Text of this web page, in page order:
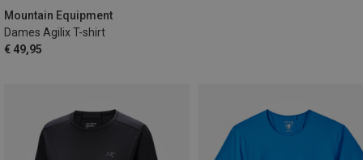
Mountain Equipment
Dames Agilix T-shirt
€ 49,95